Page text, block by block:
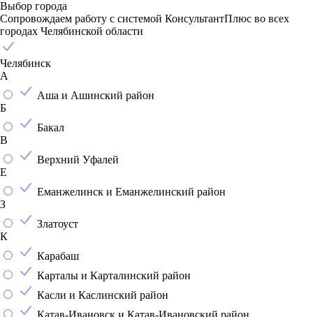
Выбор города
Сопровождаем работу с системой КонсультантПлюс во всех
городах Челябинской области
Челябинск
А
Аша и Ашинский район
Б
Бакал
В
Верхний Уфалей
Е
Еманжелинск и Еманжелинский район
З
Златоуст
К
Карабаш
Карталы и Карталинский район
Касли и Каслинский район
Катав-Ивановск и Катав-Ивановский район